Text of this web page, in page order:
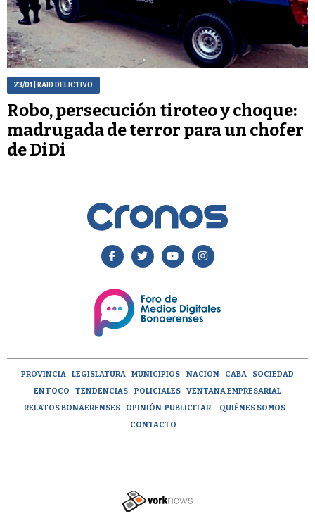
23/01| RAID DELICTIVO
Robo, persecución tiroteo y choque:
madrugada de terror para un chofer
de DiDi
PROVINCIA LEGISLATURA MUNICIPIOS NACION CABA
SOCIEDAD
EN FOCO
TENDENCIAS POLICIALES
VENTANA EMPRESARIAL
RELATOS BONAERENSES
OPINIÓN PUBLICITAR
QUIÉNES SOMOS
CONTACTO